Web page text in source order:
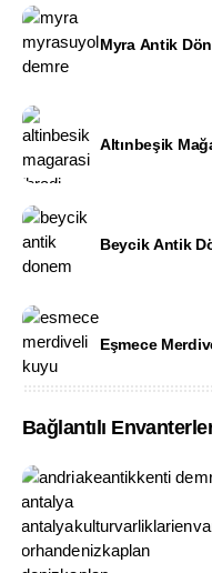
Myra Antik
Altınbeşik
Beycik Antik
Eşmece
Bağlantılı